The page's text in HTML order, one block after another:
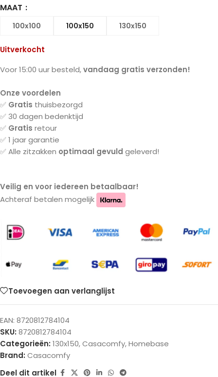
MAAT
100x100 100x150 130x150
Uitverkocht
Voor 15:00 uur besteld,vandaag gratis verzonden!
Onze voordelen
✅ Gratis thuisbezorgd
✅ 30 dagen bedenktijd
✅ Gratis retour
✅ 1 jaar garantie
✅ Alle zitzakken optimaal gevuld geleverd!
Veilig en voor iedereen betaalbaar!
Achteraf betalen mogelijk
Toevoegen aan verlanglijst
EAN: 8720812784104
SKU: 8720812784104
Categorieën: 130x150,Casacomfy,Homebase
Brand: Casacomfy
Deel dit artikel